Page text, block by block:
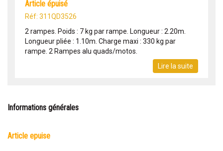
article épuisé
Réf: 311QD3526
2 rampes. Poids : 7 kg par rampe. Longueur : 2.20m.
Longueur pliée : 1.10m. Charge maxi : 330 kg par
rampe. 2 Rampes alu quads/motos.
Lire la suite
Informations générales
article epuise